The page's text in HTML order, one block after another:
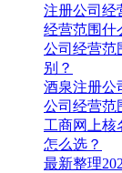
注册公司经
经营范围什
公司经营范
别？
酒泉注册公
公司经营范
工商网上核
怎么选？
最新整理